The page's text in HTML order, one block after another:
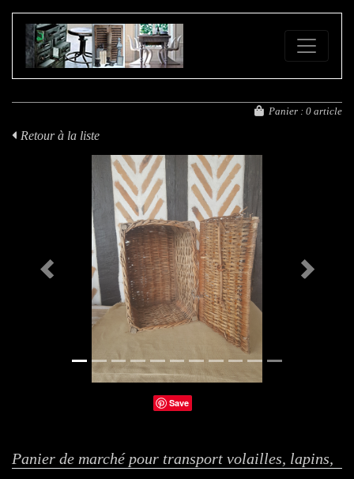
Panier : 0 article
Retour à la liste
Previous Next
Save
Panier de marché pour transport volailles, lapins,